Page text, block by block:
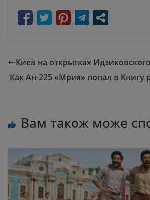
Киев на открытках
Как Ан-225 «Мрия» попал в Книгу
Вам також може